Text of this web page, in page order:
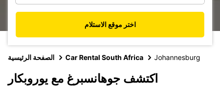
اختر موقع الاستلام
الصفحة الرئيسية Car Rental South Africa Johannesburg
اكتشف جوهانسبرغ مع يوروبكار